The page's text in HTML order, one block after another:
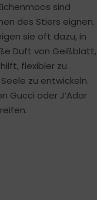
sind
des Stiers eignen.
sie oft dazu, in
Duft von Geißblatt,
flexibler zu
zu entwickeln.
Gucci oder J’Ador